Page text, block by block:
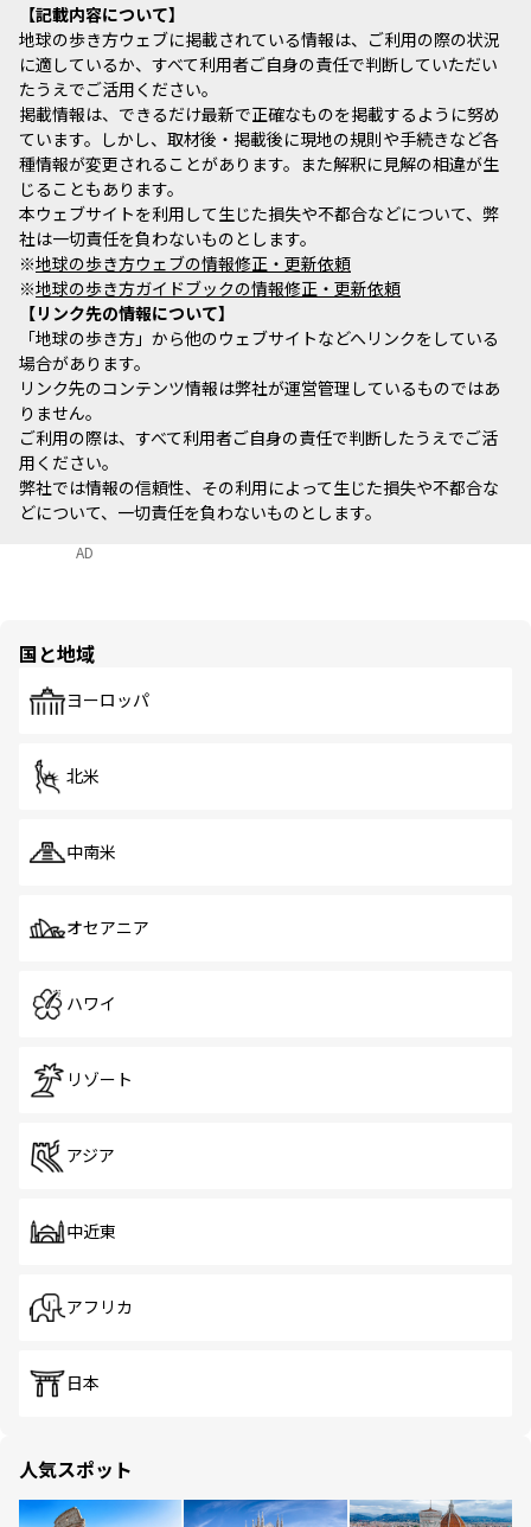
記載内容について
地球の歩き方ウェブに掲載されている情報は、ご利用の際の状況
に適しているか、すべて利用者ご自身の責任で判断していただい
たうえでご活用ください。
掲載情報は、できるだけ最新で正確なものを掲載するように努め
ています。しかし、取材後・掲載後に現地の規則や手続きなど各
種情報が変更されることがあります。また解釈に見解の相違が生
じることもあります。
本ウェブサイトを利用して生じた損失や不都合などについて、弊
社は一切責任を負わないものとします。
※地球の歩き方ウェブの情報修正・更新依頼
※地球の歩き方ガイドブックの情報修正・更新依頼
リンク先の情報について
「地球の歩き方」から他のウェブサイトなどへリンクをしている
場合があります。
リンク先のコンテンツ情報は弊社が運営管理しているものではあ
りません。
ご利用の際は、すべて利用者ご自身の責任で判断したうえでご活
用ください。
弊社では情報の信頼性、その利用によって生じた損失や不都合な
どについて、一切責任を負わないものとします。
AD
国と地域
ヨーロッパ
北米
中南米
オセアニア
ハワイ
リゾート
アジア
中近東
アフリカ
日本
人気スポット